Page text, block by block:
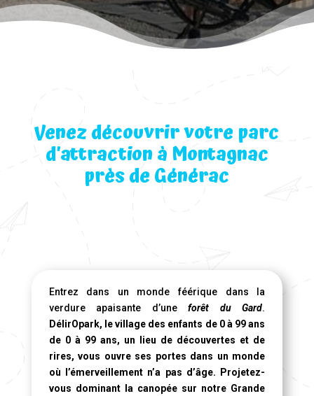
Venez découvrir votre parc
d’attraction à Montagnac
près de Générac
Entrez dans un monde féérique dans la
verdure apaisante d’uneforêt du Gard.
DélirOpark, le village des enfants de 0 à 99 ans
de 0 à 99 ans, un lieu de découvertes et de
rires, vous ouvre ses portes dans un monde
où l’émerveillement n’a pas d’âge. Projetez-
vous dominant la canopée sur notre Grande